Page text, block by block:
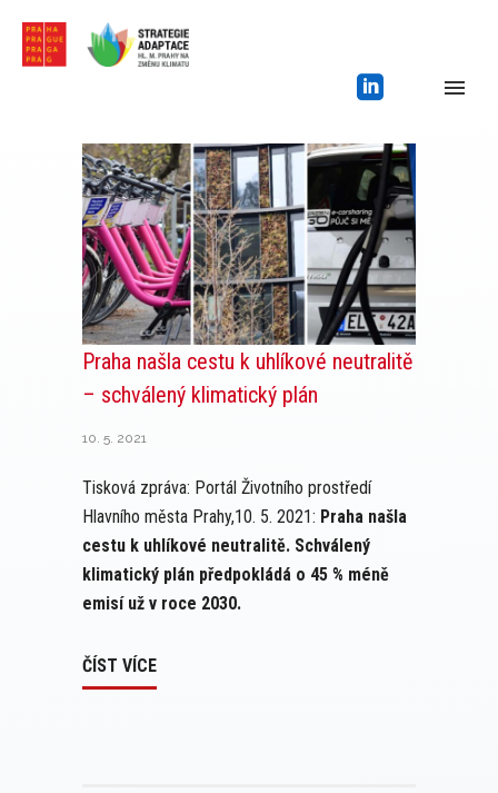
Praha našla cestu k uhlíkové neutralitě
– schválený klimatický plán
10. 5. 2021
Tisková zpráva: Portál Životního prostředí
Hlavního města Prahy,10. 5. 2021: Praha našla
cestu k uhlíkové neutralitě. Schválený
klimatický plán předpokládá o 45 % méně
emisí už v roce 2030.
ČÍST VÍCE